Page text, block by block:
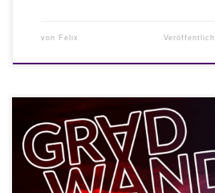
von Felix
Eine Analyse und Diskussion der